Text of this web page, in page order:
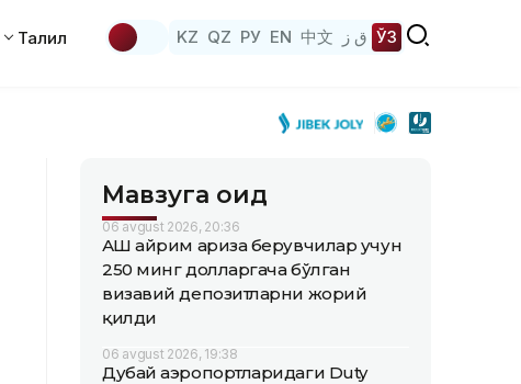
Таҳлил KZ QZ РУ EN 中文 ق ز ЎЗ
Мавзуга оид
06 avgust 2026, 20:36
АҚШ айрим ариза берувчилар учун
250 минг долларгача бўлган
визавий депозитларни жорий
қилди
06 avgust 2026, 19:38
Дубай аэропортларидаги Duty